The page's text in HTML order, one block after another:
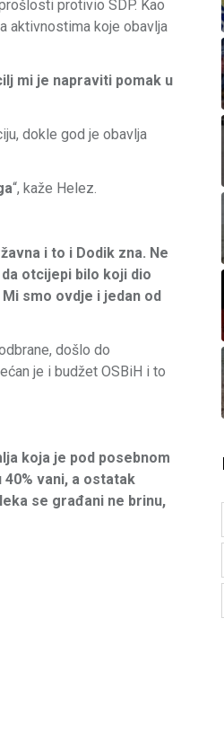
protivio SDP. Kao
aktivnostima koje obavlja
mi je napraviti pomak u
dokle god je obavlja
“, kaže Helez.
i to i Dodik zna. Ne
otcijepi bilo koji dio
smo ovdje i jedan od
došlo do
je i budžet OSBiH i to
koja je pod posebnom
vani, a ostatak
se građani ne brinu,